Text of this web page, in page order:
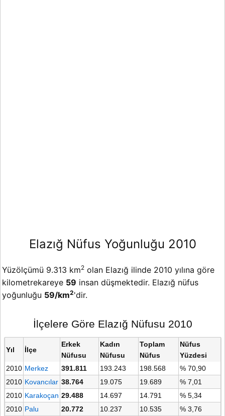
Elazığ Nüfus Yoğunluğu 2010
Yüzölçümü 9.313 km2 olan Elazığ ilinde 2010 yılına göre
kilometrekareye 59 insan düşmektedir. Elazığ nüfus
yoğunluğu 59/km2'dir.
İlçelere Göre Elazığ Nüfusu 2010
Yıl İlçe
Erkek
Nüfusu
Kadın
Nüfusu
Toplam
Nüfus
Nüfus
Yüzdesi
2010 Merkez 391.811 193.243 198.568
% 70,90
2010 Kovancılar 38.764 19.075 19.689
% 7,01
2010 Karakoçan 29.488 14.697 14.791
% 5,34
2010 Palu 20.772 10.237 10.535
% 3,76